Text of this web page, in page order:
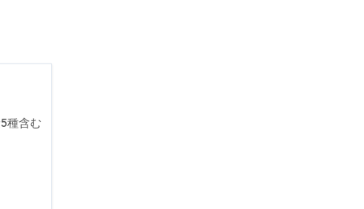
種含む